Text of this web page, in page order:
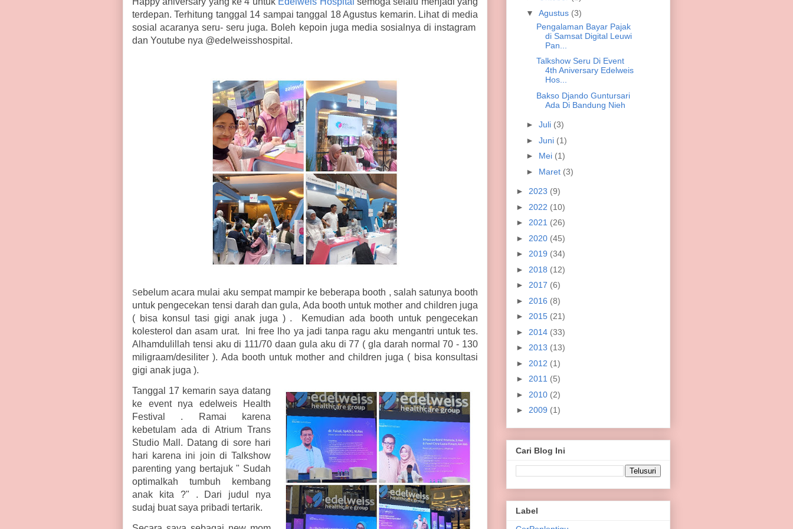
terdepan. Terhitung tanggal 14 sampai tanggal 18 Agustus kemarin. Lihat di media
sosial acaranya seru- seru juga. Boleh kepoin juga media sosialnya di instagram
dan Youtube nya @edelweisshospital.
Sebelum acara mulai aku sempat mampir ke beberapa booth , salah satunya booth
untuk pengecekan tensi darah dan gula, Ada booth untuk mother and children juga
( bisa konsul tasi gigi anak juga ) . Kemudian ada booth untuk pengecekan
kolesterol dan asam urat. Ini free lho ya jadi tanpa ragu aku mengantri untuk tes.
Alhamdulillah tensi aku di 111/70 daan gula aku di 77 ( gla darah normal 70 - 130
miligraam/desiliter ). Ada booth untuk mother and children juga ( bisa konsultasi
gigi anak juga ).
Tanggal 17 kemarin saya datang
ke event nya edelweis Health
Festival . Ramai karena
kebetulam ada di Atrium Trans
Studio Mall. Datang di sore hari
hari karena ini join di Talkshow
parenting yang bertajuk " Sudah
optimalkah tumbuh kembang
anak kita ?" . Dari judul nya
sudaj buat saya pribadi tertarik.
▼ Agustus (3)
Pengalaman Bayar Pajak
di Samsat Digital Leuwi
Pan...
Talkshow Seru Di Event
4th Aniversary Edelweis
Hos...
Bakso Djando Guntursari
Ada Di Bandung Nieh
► Juli (3)
► Juni (1)
► Mei (1)
► Maret (3)
► 2023 (9)
► 2022 (10)
► 2021 (26)
► 2020 (45)
► 2019 (34)
► 2018 (12)
► 2017 (6)
► 2016 (8)
► 2015 (21)
► 2014 (33)
► 2013 (13)
► 2012 (1)
► 2011 (5)
► 2010 (2)
► 2009 (1)
Cari Blog Ini
Label